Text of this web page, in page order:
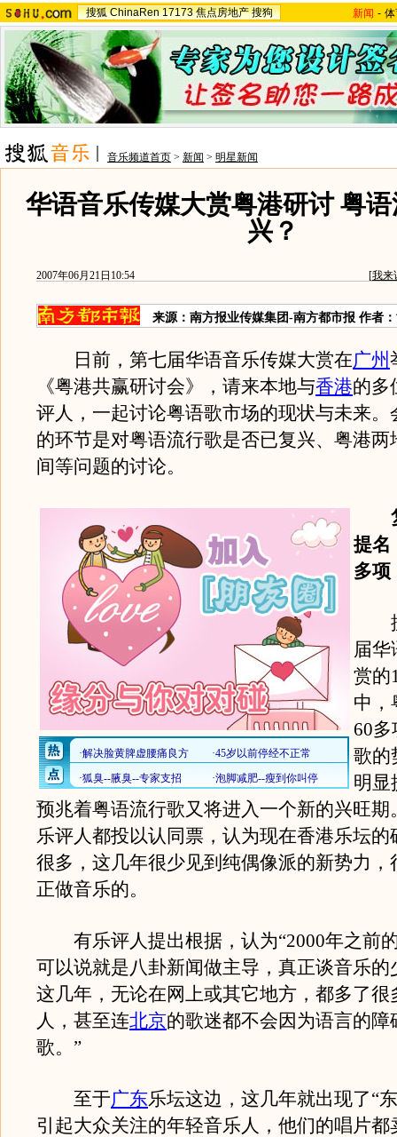
搜狐 ChinaRen 17173 焦点房地产 搜狗 新闻 -
音乐频道首页 > 新闻 > 明星新闻
华语音乐传媒大赏粤港研讨 粤
兴？
2007年06月21日10:54 [我来
来源：南方报业传媒集团-南方都市报 作者
日前，第七届华语音乐传媒大赏在广州
《粤港共赢研讨会》，请来本地与香港的多
评人，一起讨论粤语歌市场的现状与未来。
的环节是对粤语流行歌是否已复兴、粤港两
间等问题的讨论。
复
提名
多项
据
届华
赏的
中，
60
歌的
明显
预兆着粤语流行歌又将进入一个新的兴旺期
乐评人都投以认同票，认为现在香港乐坛的
很多，这几年很少见到纯偶像派的新势力，
正做音乐的。
有乐评人提出根据，认为“2000年之前
可以说就是八卦新闻做主导，真正谈音乐的
这几年，无论在网上或其它地方，都多了很
人，甚至连北京的歌迷都不会因为语言的障
歌。”
至于广东乐坛这边，这几年就出现了“
引起大众关注的年轻音乐人，他们的唱片都